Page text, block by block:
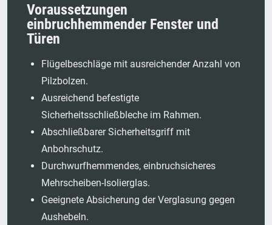
Voraussetzungen
einbruchhemmender Fenster und
Türen
Flügelbeschläge mit ausreichender Anzahl von
Pilzbolzen.
Ausreichend befestigte
Sicherheitsschließbleche im Rahmen.
Abschließbarer Sicherheitsgriff mit
Anbohrschutz.
Durchwurfhemmendes, einbruchsicheres
Mehrscheiben-Isolierglas.
Geeignete Absicherung der Verglasung gegen
Aushebeln.